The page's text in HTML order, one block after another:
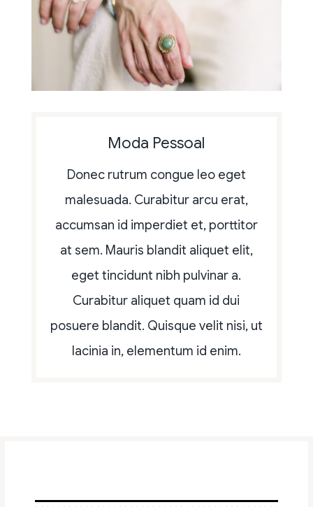
Moda Pessoal
Donec rutrum congue leo eget
malesuada. Curabitur arcu erat,
accumsan id imperdiet et, porttitor
at sem. Mauris blandit aliquet elit,
eget tincidunt nibh pulvinar a.
Curabitur aliquet quam id dui
posuere blandit. Quisque velit nisi, ut
lacinia in, elementum id enim.